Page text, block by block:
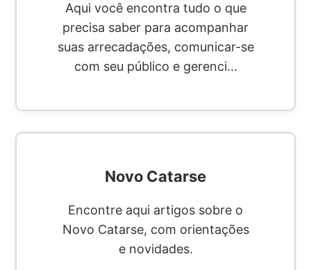
Aqui você encontra tudo o que
precisa saber para acompanhar
suas arrecadações, comunicar-se
com seu público e gerenci...
Novo Catarse
Encontre aqui artigos sobre o
Novo Catarse, com orientações
e novidades.